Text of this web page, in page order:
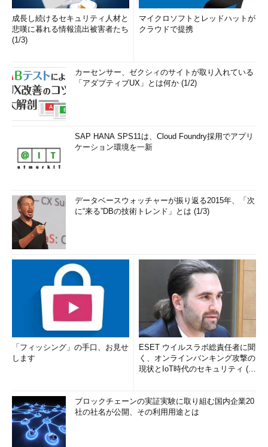
成長し続けるセキュリティ人材と
悲嘆に暮れる情報流出被害者たち
(1/3)
マイクロソフトとレッドハットが
クラウドで提携
カーセンサー、ゼクシィのサイトが取り入れている
「アダプティブUX」とは何か (1/2)
SAP HANA SPS11は、Cloud Foundry採用でアプリ
ケーション環境を一新
データベースウォッチャーが振り返る2015年、「次
に“来る”DBの技術トレンド」とは (1/3)
「フィッシング」の手口、お見せ
します
ESET ウイルスラボ総責任者に聞
く、オンラインバンキング攻撃の
現状とIoT時代のセキュリティ (1/
ブロックチェーンの実証実験に取り組む国内企業20
社の社名が公開、その利用用途とは